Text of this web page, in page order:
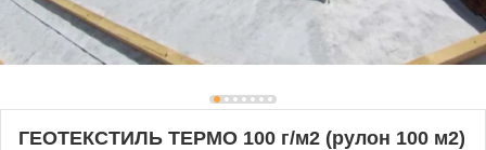
ГЕОТЕКСТИЛЬ ТЕРМО 100 г/м2 (рулон 100 м2)